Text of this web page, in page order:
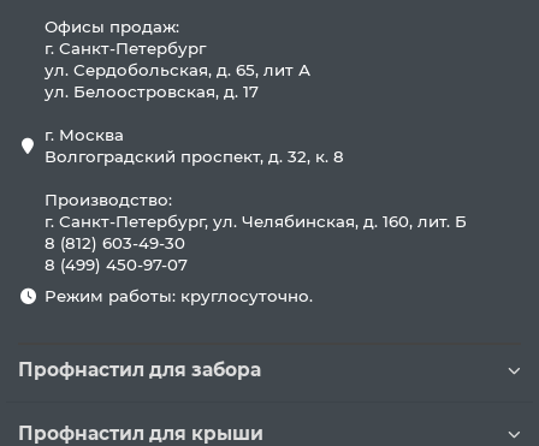
Офисы продаж:
г. Санкт-Петербург
ул. Сердобольская, д. 65, лит А
ул. Белоостровская, д. 17
г. Москва
Волгоградский проспект, д. 32, к. 8
Производство:
г. Санкт-Петербург, ул. Челябинская, д. 160, лит. Б
8 (812) 603-49-30
8 (499) 450-97-07
Режим работы: круглосуточно.
Профнастил для забора
Профнастил для крыши